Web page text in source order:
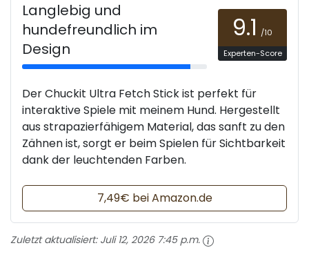
Langlebig und
hundefreundlich im
Design
9.1 /10
Experten-Score
Der Chuckit Ultra Fetch Stick ist perfekt für
interaktive Spiele mit meinem Hund. Hergestellt
aus strapazierfähigem Material, das sanft zu den
Zähnen ist, sorgt er beim Spielen für Sichtbarkeit
dank der leuchtenden Farben.
7,49€ bei Amazon.de
Zuletzt aktualisiert: Juli 12, 2026 7:45 p.m.